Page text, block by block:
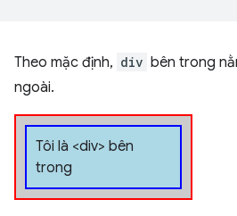
Theo mặc định, div bên trong
ngoài.
Tôi là <div> bên
trong